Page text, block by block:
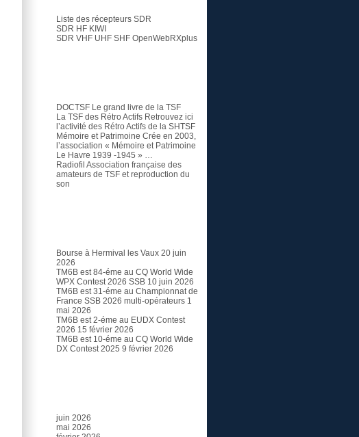
Liste des récepteurs SDR
SDR HF KIWI
SDR VHF UHF SHF OpenWebRXplus
DOCTSF Le grand livre de la TSF
La TSF des Rétro Actifs Retrouvez ici
l’activité des Rétro Actifs de la SHTSF
Mémoire et Patrimoine Crée en 2003,
l’association « Mémoire et Patrimoine
Le Havre 1939 -1945 » …
Radiofil Association française des
amateurs de TSF et reproduction du
son
Bourse à Hermival les Vaux 20 juin
2026
TM6B est 84-éme au CQ World Wide
WPX Contest 2026 SSB 10 juin 2026
TM6B est 31-éme au Championnat de
France SSB 2026 multi-opérateurs 1
mai 2026
TM6B est 2-éme au EUDX Contest
2026 15 février 2026
TM6B est 10-éme au CQ World Wide
DX Contest 2025 9 février 2026
juin 2026
mai 2026